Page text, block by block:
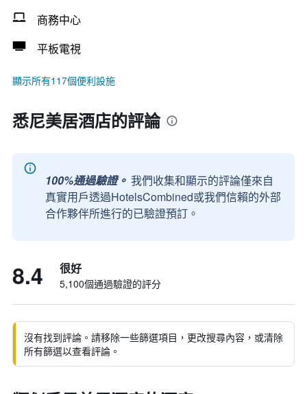
商務中心
平板電視
顯示所有117個便利設施
悉尼美居酒店的評論
100%通過驗證。 我們收集和顯示的評論僅來自
真實用戶透過HotelsCombined或我們信賴的外部
合作夥伴所進行的已驗證預訂。
8.4 很好
5,100個通過驗證的評分
沒有找到評論。請移除一些篩選項目，更改搜尋內容，或清除
所有篩選以查看評論。